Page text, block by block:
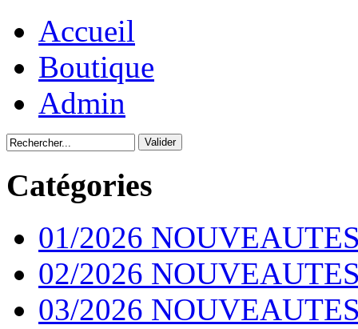
Accueil
Boutique
Admin
Catégories
01/2026
02/2026
03/2026